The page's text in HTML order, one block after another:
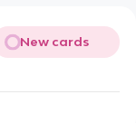
New cards